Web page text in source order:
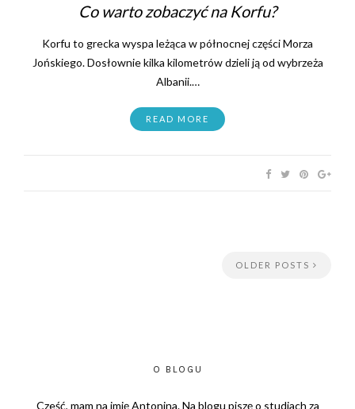
Co warto zobaczyć na Korfu?
Korfu to grecka wyspa leżąca w północnej części Morza
Jońskiego. Dosłownie kilka kilometrów dzieli ją od wybrzeża
Albanii.…
READ MORE
OLDER POSTS
O BLOGU
Cześć, mam na imię Antonina. Na blogu piszę o studiach za